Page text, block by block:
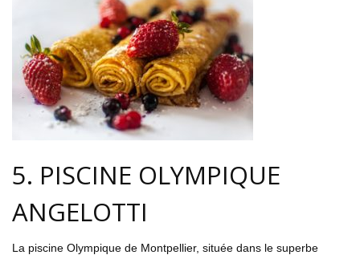
5. PISCINE OLYMPIQUE
ANGELOTTI
La piscine Olympique de Montpellier, située dans le superbe